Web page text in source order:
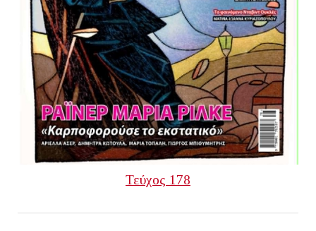
Τεύχος 178